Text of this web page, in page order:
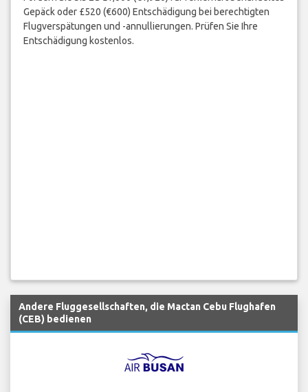
Gepäck oder £520 (€600) Entschädigung bei berechtigten
Flugverspätungen und -annullierungen. Prüfen Sie Ihre
Entschädigung kostenlos.
Andere Fluggesellschaften, die Mactan Cebu Flughafen
(CEB) bedienen